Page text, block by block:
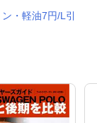
・軽油7円/L引